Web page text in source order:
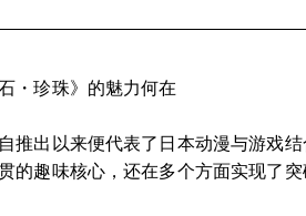
・珍珠》的魅力何在
推出以来便代表了日本动漫与游戏
趣味核心，还在多个方面实现了突